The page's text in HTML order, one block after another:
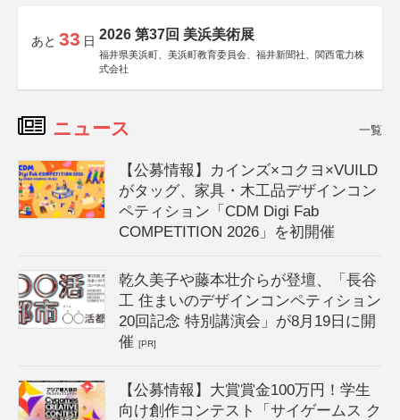
あと 33 日 2026 第37回 美浜美術展
福井県美浜町、美浜町教育委員会、福井新聞社、関西電力株
式会社
ニュース 一覧
【公募情報】カインズ×コクヨ×VUILD
がタッグ、家具・木工品デザインコン
ペティション「CDM Digi Fab
COMPETITION 2026」を初開催
乾久美子や藤本壮介らが登壇、「長谷
工 住まいのデザインコンペティション
20回記念 特別講演会」が8月19日に開
催[PR]
【公募情報】大賞賞金100万円！学生
向け創作コンテスト「サイゲームス ク